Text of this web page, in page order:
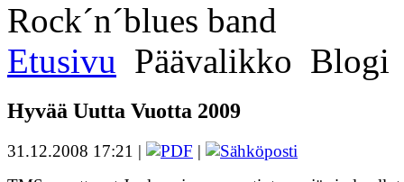
Rock´n´blues band
Etusivu Päävalikko Blogi
Hyvää Uutta Vuotta 2009
31.12.2008 17:21 |
|